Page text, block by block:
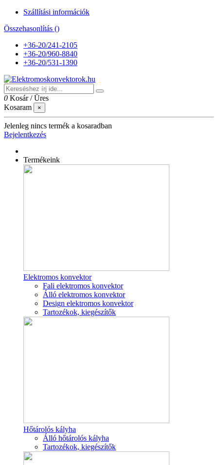
Szállítási információk
Összehasonlítás ()
+36-20/241-2105
+36-20/960-8840
+36-20/531-1390
0 Kosár /Üres
Kosaram
×
Jelenleg nincs termék a kosaradban
Bejelentkezés
Termékeink
Elektromos konvektor
Fali elektromos konvektor
Álló elektromos konvektor
Design elektromos konvektor
Tartozékok, kiegészítők
Hőtárolós kályha
Álló hőtárolós kályha
Tartozékok, kiegészítők